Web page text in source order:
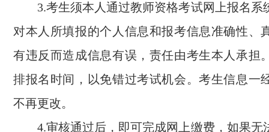
3.考生须本人通过教师资格考试网上报名系
对本人所填报的个人信息和报考信息准确性、
有违反而造成信息有误，责任由考生本人承担
排报名时间，以免错过考试机会。考生信息一
不再更改。
4.审核通过后，即可完成网上缴费，如果无